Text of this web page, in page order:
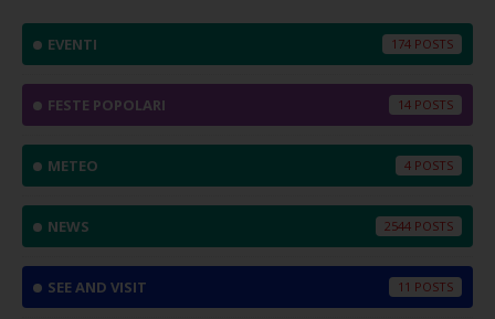
EVENTI 174
FESTE POPOLARI 14
METEO 4
NEWS 2544
SEE AND VISIT 11